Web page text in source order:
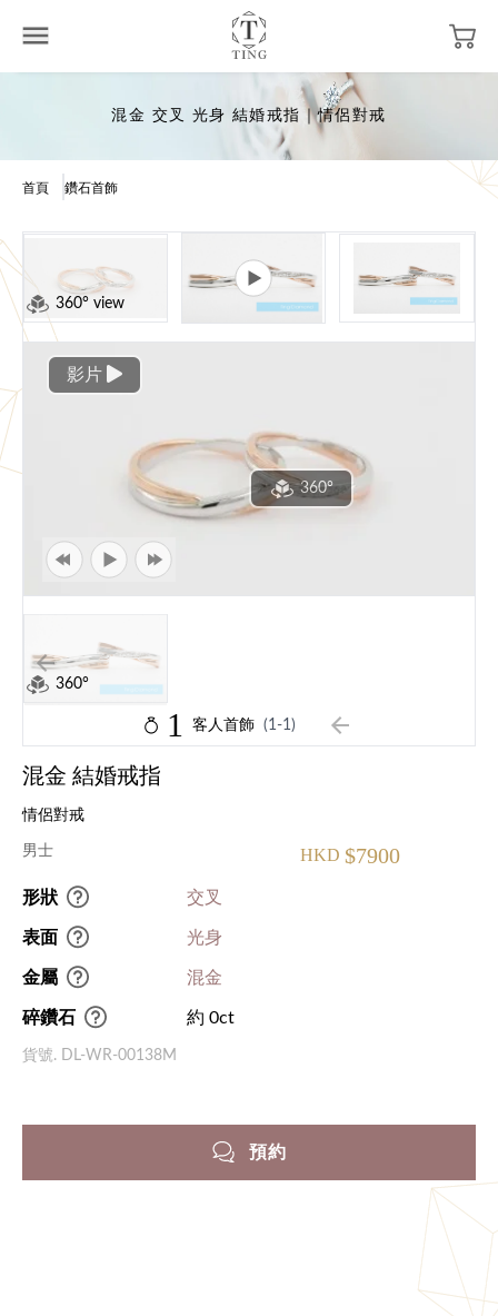
混金 交叉 光身 結婚戒指｜情侶對戒
首頁 鑽石首飾
360° view
影片
360°
360°
1 客人首飾 (1-1)
混金 結婚戒指
情侶對戒
男士 HKD $7900
形狀 交叉
表面 光身
金屬 混金
碎鑽石 約 0ct
貨號. DL-WR-00138M
預約